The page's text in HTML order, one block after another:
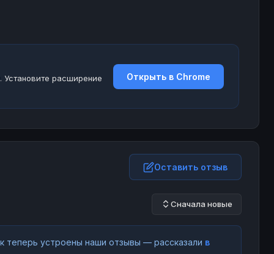
Установите расширение
Открыть в Chrome
Оставить отзыв
Сначала новые
теперь устроены наши отзывы — рассказали в